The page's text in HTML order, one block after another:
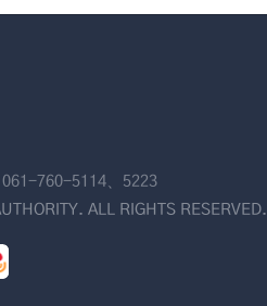
760-5114、5223
ALL RIGHTS RESERVED.